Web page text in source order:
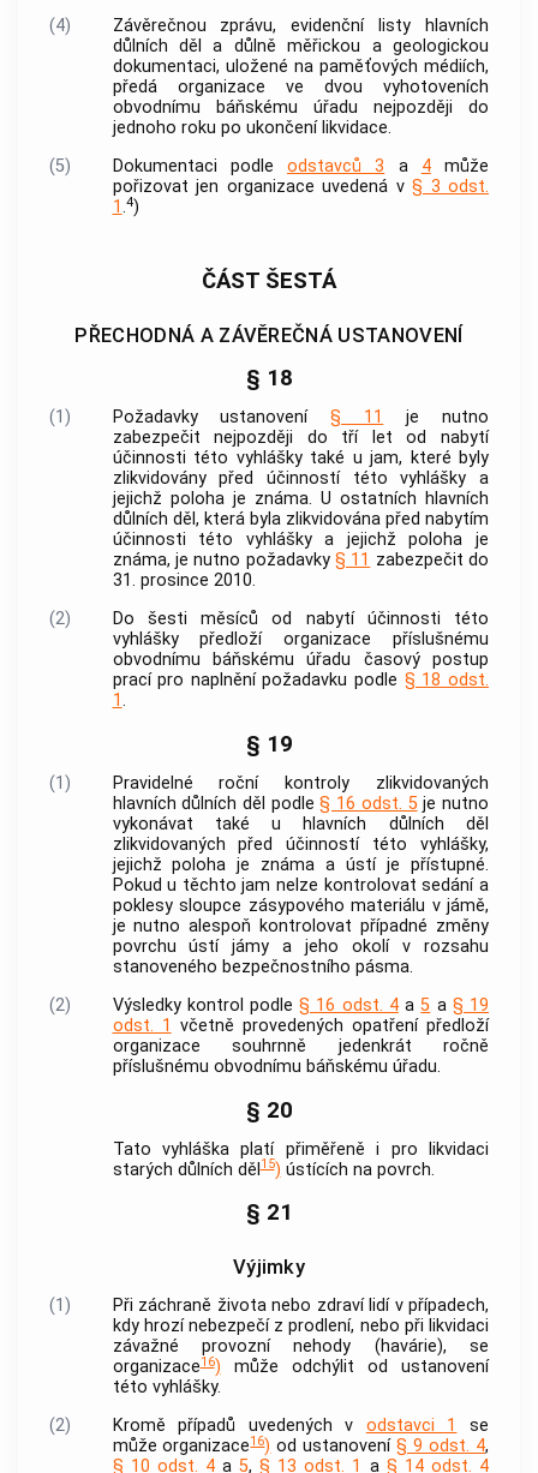
(4)
Závěrečnou zprávu, evidenční listy hlavních
důlních děl a důlně měřickou a geologickou
dokumentaci, uložené na paměťových médiích,
předá organizace ve dvou vyhotoveních
obvodnímu báňskému úřadu nejpozději do
jednoho roku po ukončení likvidace.
(5)
Dokumentaci podle odstavců 3 a 4může
pořizovat jen organizace uvedená v § 3 odst.
1.4)
ČÁST ŠESTÁ
PŘECHODNÁ A ZÁVĚREČNÁ USTANOVENÍ
§ 18
(1) Požadavky ustanovení§ 11
je nutno
zabezpečit nejpozději do tří let od nabytí
účinnosti této vyhlášky také u jam, které byly
zlikvidovány před účinností této vyhlášky a
jejichž poloha je známa. U ostatních hlavních
důlních děl, která byla zlikvidována před nabytím
účinnosti této vyhlášky a jejichž poloha je
známa, je nutno požadavky § 11 zabezpečit do
31. prosince 2010.
(2)
Do šesti měsíců od nabytí účinnosti této
vyhlášky předloží organizace příslušnému
obvodnímu báňskému úřadu časový postup
prací pro naplnění požadavku podle § 18 odst.
1.
§ 19
(1)
Pravidelné roční kontroly zlikvidovaných
hlavních důlních děl podle§ 16 odst. 5je nutno
vykonávat také u hlavních důlních děl
zlikvidovaných před účinností této vyhlášky,
jejichž poloha je známa a ústí je přístupné.
Pokud u těchto jam nelze kontrolovat sedání a
poklesy sloupce zásypového materiálu v jámě,
je nutno alespoň kontrolovat případné změny
povrchu ústí jámy a jeho okolí v rozsahu
stanoveného bezpečnostního pásma.
(2)
Výsledky kontrol podle§ 16 odst. 4a5 a § 19
odst. 1 včetně provedených opatření předloží
organizace souhrnně jedenkrát ročně
příslušnému obvodnímu báňskému úřadu.
§ 20
Tato vyhláška platí přiměřeně i pro likvidaci
starých důlních děl15) ústících na povrch.
§ 21
Výjimky
(1)
Při záchraně života nebo zdraví lidí v případech,
kdy hrozí nebezpečí z prodlení, nebo při likvidaci
závažné provozní nehody (havárie), se
organizace16) může odchýlit od ustanovení
této vyhlášky.
(2)
Kromě případů uvedených v odstavci 1
se
může organizace16) od ustanovení§ 9 odst. 4,
§ 10 odst. 4a5,§ 13 odst. 1 a § 14 odst. 4